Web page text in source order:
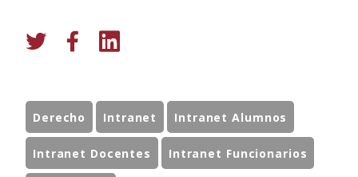
Derecho Intranet Intranet Alumnos
Intranet Docentes Intranet Funcionarios